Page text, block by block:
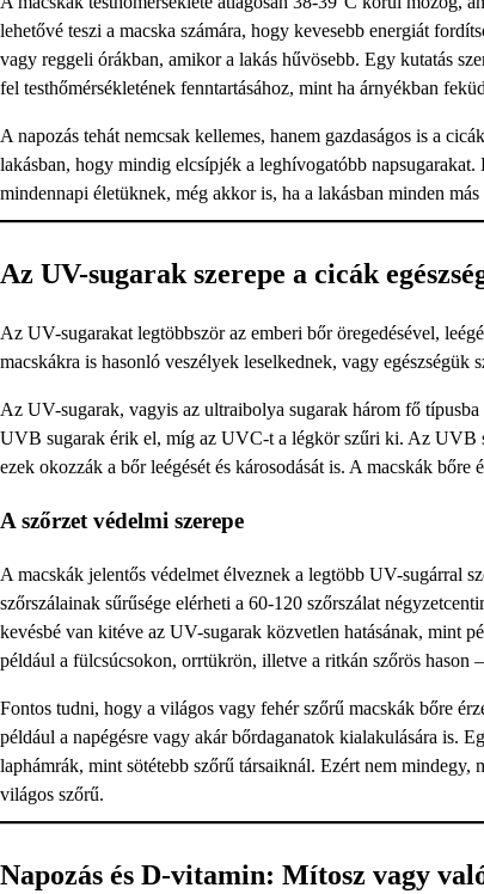
lehetővé teszi a macska számára, hogy kevesebb energiát
vagy reggeli órákban, amikor a lakás hűvösebb. Egy kutatás
fel testhőmérsékletének fenntartásához, mint ha árnyékban
A napozás tehát nemcsak kellemes, hanem gazdaságos is a
lakásban, hogy mindig elcsípjék a leghívogatóbb
mindennapi életüknek, még akkor is, ha a lakásban minden
Az UV-sugarak szerepe a cicák
Az UV-sugarakat legtöbbször az emberi bőr öregedésével,
macskákra is hasonló veszélyek leselkednek, vagy
Az UV-sugarak, vagyis az ultraibolya sugarak három fő
UVB sugarak érik el, míg az UVC-t a légkör szűri ki. Az UVB
ezek okozzák a bőr leégését és károsodását is. A macskák bőre
A szőrzet védelmi szerepe
A macskák jelentős védelmet élveznek a legtöbb UV-sugárral
szőrszálainak sűrűsége elérheti a 60-120 szőrszálat
kevésbé van kitéve az UV-sugarak közvetlen hatásának, mint
például a fülcsúcsokon, orrtükrön, illetve a ritkán szőrös hason
Fontos tudni, hogy a világos vagy fehér szőrű macskák bőre
például a napégésre vagy akár bőrdaganatok kialakulására is.
laphámrák, mint sötétebb szőrű társaiknál. Ezért nem
világos szőrű.
Napozás és D-vitamin: Mítosz vagy